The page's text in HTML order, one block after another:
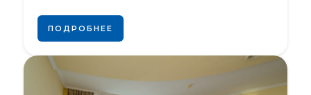
ПОДРОБНЕЕ